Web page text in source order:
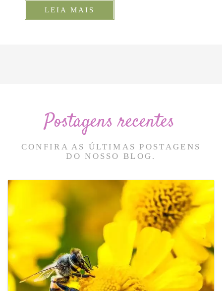
LEIA MAIS
Postagens recentes
CONFIRA AS ÚLTIMAS POSTAGENS
DO NOSSO BLOG.